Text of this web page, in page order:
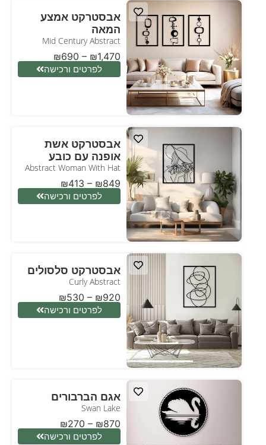
אבסטרקט אמצע
המאה
Mid Century Abstract
₪690 – ₪1,470
לפרטים ורכישה
אבסטרקט אשת
אופנה עם כובע
Abstract Woman With Hat
₪413 – ₪849
לפרטים ורכישה
אבסטרקט סלסולים
Curly Abstract
₪530 – ₪920
לפרטים ורכישה
אגם הברבורים
Swan Lake
₪270 – ₪870
לפרטים ורכישה